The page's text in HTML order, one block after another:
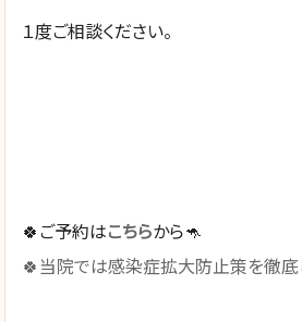
１度ご相談ください。
🍀ご予約はこちらから🦘
🍀当院では感染症拡大防止策を徹底